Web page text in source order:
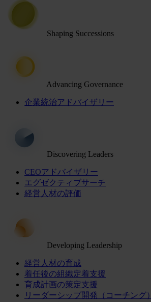
Shaping Successions
Advancing Governance
企業統治アドバイザリー
Discovering Leaders
CEOアドバイザリー
エグゼクティブサーチ
経営人材の評価
Developing Leadership
経営人材の育成
着任後の組織定着支援
育成計画の策定支援
リーダーシップ開発（コーチング）